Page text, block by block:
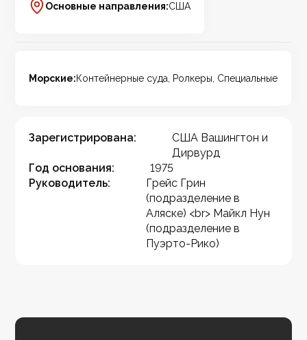
Основные направления:США
Морские:Контейнерные суда, Ролкеры, Специальные
Зарегистрирована:
США Вашингтон и
Дирвурд
Год основания:
1975
Руководитель:
Грейс Грин
(подразделение в
Аляске) <br> Майкл Нун
(подразделение в
Пуэрто-Рико)